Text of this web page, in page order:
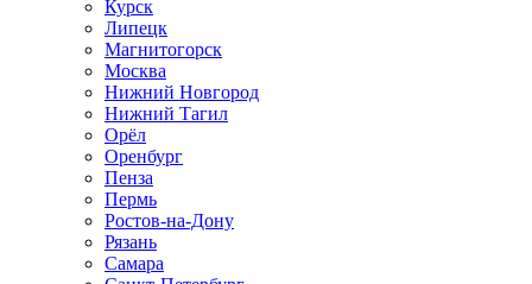
Курск
Липецк
Магнитогорск
Москва
Нижний Новгород
Нижний Тагил
Орёл
Оренбург
Пенза
Пермь
Ростов‑на‑Дону
Рязань
Самара